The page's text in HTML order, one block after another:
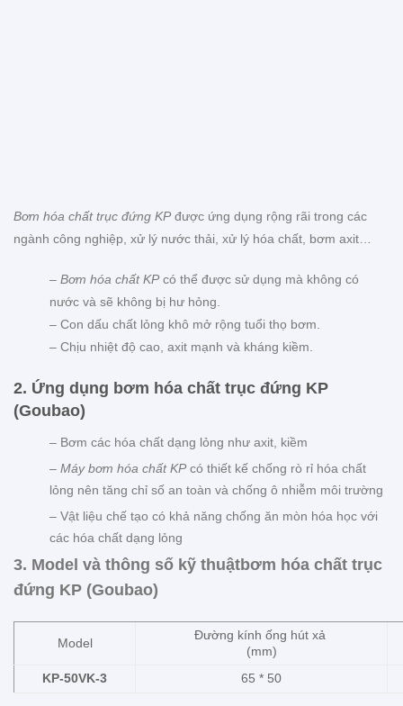
Bơm hóa chất trục đứng KPđược ứng dụng rộng rãi trong các
ngành công nghiệp, xử lý nước thải, xử lý hóa chất, bơm axit…
– Bơm hóa chất KPcó thể được sử dụng mà không có
nước và sẽ không bị hư hỏng.
– Con dấu chất lỏng khô mở rộng tuổi thọ bơm.
– Chịu nhiệt độ cao, axit mạnh và kháng kiềm.
2. Ứng dụng bơm hóa chất trục đứng KP
(Goubao)
– Bơm các hóa chất dạng lỏng như axit, kiềm
– Máy bơm hóa chất KPcó thiết kế chống rò rỉ hóa chất
lỏng nên tăng chỉ số an toàn và chống ô nhiễm môi trường
– Vật liệu chế tạo có khả năng chống ăn mòn hóa học với
các hóa chất dạng lỏng
3. Model và thông số kỹ thuậtbơm hóa chất trục
đứng KP (Goubao)
Model
Đường kính ống hút xả
(mm)
KP-50VK-3
65 * 50